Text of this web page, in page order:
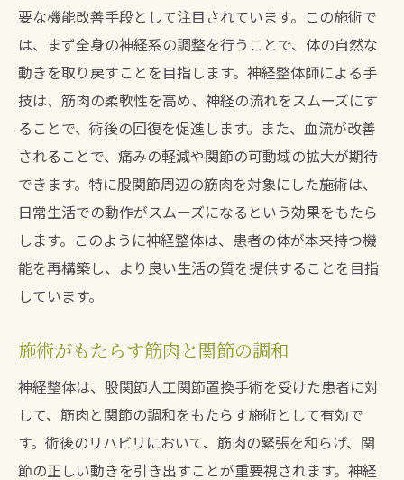
要な機能改善手段として注目されています。この施術で
は、まず全身の神経系の調整を行うことで、体の自然な
動きを取り戻すことを目指します。神経整体師による手
技は、筋肉の柔軟性を高め、神経の流れをスムーズにす
ることで、術後の回復を促進します。また、血流が改善
されることで、痛みの軽減や関節の可動域の拡大が期待
できます。特に股関節周辺の筋肉を対象にした施術は、
日常生活での動作がスムーズになるという効果をもたら
します。このように神経整体は、患者の体が本来持つ機
能を再構築し、より良い生活の質を提供することを目指
しています。
施術がもたらす筋肉と関節の調和
神経整体は、股関節人工関節置換手術を受けた患者に対
して、筋肉と関節の調和をもたらす施術として有効で
す。術後のリハビリにおいて、筋肉の緊張を和らげ、関
節の正しい動きを引き出すことが重要視されます。神経